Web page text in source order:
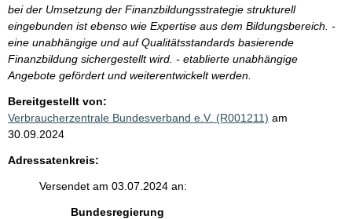
bei der Umsetzung der Finanzbildungsstrategie strukturell
eingebunden ist ebenso wie Expertise aus dem Bildungsbereich. -
eine unabhängige und auf Qualitätsstandards basierende
Finanzbildung sichergestellt wird. - etablierte unabhängige
Angebote gefördert und weiterentwickelt werden.
Bereitgestellt von:
Verbraucherzentrale Bundesverband e.V. (R001211) am
30.09.2024
Adressatenkreis:
Versendet am 03.07.2024 an:
Bundesregierung